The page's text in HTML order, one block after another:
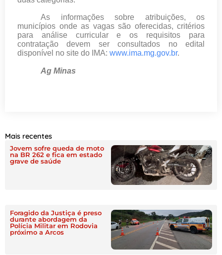
As informações sobre atribuições, os
municípios onde as vagas são oferecidas, critérios
para análise curricular e os requisitos para
contratação devem ser consultados no edital
disponível no site do IMA: www.ima.mg.gov.br.
Ag Minas
Mais recentes
Jovem sofre queda de moto
na BR 262 e fica em estado
grave de saúde
Foragido da Justiça é preso
durante abordagem da
Polícia Militar em Rodovia
próximo a Arcos